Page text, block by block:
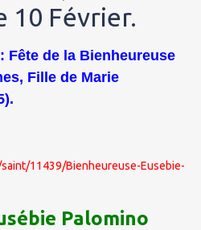
10 Février.
Fête de la Bienheureuse
Fille de Marie
11439/Bienheureuse-Eusebie-
Palomino